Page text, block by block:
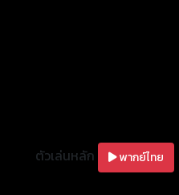
ตัวเล่นหลัก พากย์ไทย